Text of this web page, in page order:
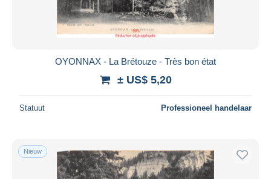
OYONNAX - La Brétouze - Très bon état
± US$ 5,20
Statuut Professioneel handelaar
Nieuw